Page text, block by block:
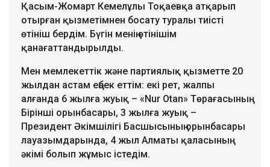
Қасым-Жомарт Кемелұлы Тоқаевқа атқарып
отырған қызметімнен босату туралы тиісті
өтініш бердім. Бүгін менің өтінішім
қанағаттандырылды.
Мен мемлекеттік және партиялық қызметте 20
жылдан астам еңбек еттім: екі рет, жалпы
алғанда 6 жылға жуық – «Nur Otan» Төрағасының
Бірінші орынбасары, 3 жылға жуық –
Президент Әкімшілігі Басшысының орынбасары
лауазымдарында, 4 жыл Алматы қаласының
әкімі болып жұмыс істедім.